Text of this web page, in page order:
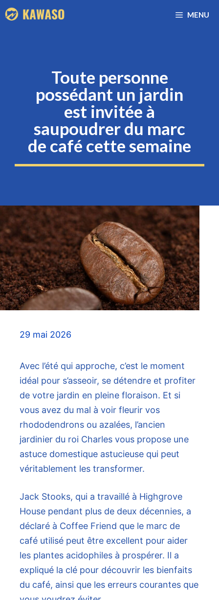
Aller
au
MENU
Toute personne
possédant un jardin
est invitée à
saupoudrer du marc
de café cette semaine
29 mai 2026
Avec l’été qui approche, c’est le moment
idéal pour s’asseoir, se détendre et profiter
de votre jardin en pleine floraison. Et si
vous avez du mal à voir fleurir vos
rhododendrons ou azalées, l’ancien
jardinier du roi Charles vous propose une
astuce domestique astucieuse qui peut
véritablement les transformer.
Jack Stooks, qui a travaillé à Highgrove
House pendant plus de deux décennies, a
déclaré à Coffee Friend que le marc de
café utilisé peut être excellent pour aider
les plantes acidophiles à prospérer. Il a
expliqué la clé pour découvrir les bienfaits
du café, ainsi que les erreurs courantes que